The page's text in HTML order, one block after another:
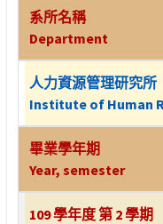
系所名稱
Department
人力資源管理研究所
Institute of Human
畢業學年期
Year, semester
109 學年度 第 2 學期